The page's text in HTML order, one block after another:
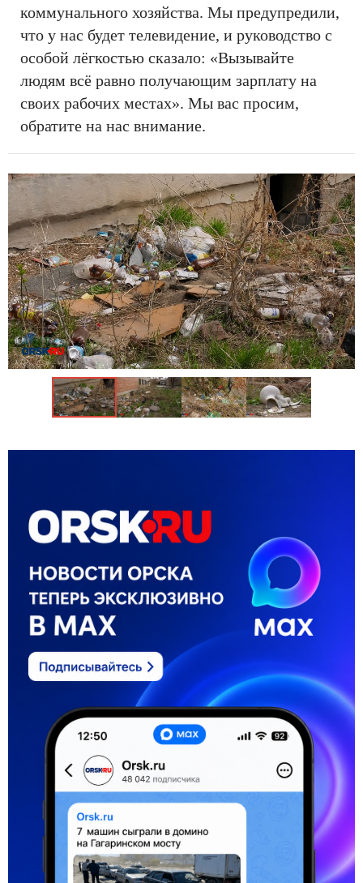
коммунального хозяйства. Мы предупредили,
что у нас будет телевидение, и руководство с
особой лёгкостью сказало: «Вызывайте
людям всё равно получающим зарплату на
своих рабочих местах». Мы вас просим,
обратите на нас внимание.